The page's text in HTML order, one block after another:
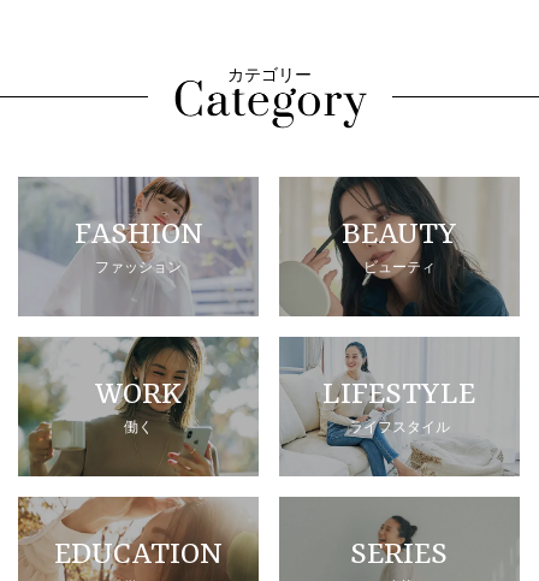
カテゴリー
FASHION
ファッション
BEAUTY
ビューティ
WORK
働く
LIFESTYLE
ライフスタイル
EDUCATION SERIES